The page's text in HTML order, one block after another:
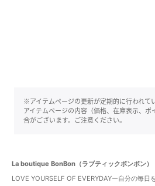
※アイテムページの更新が定期的に行われて
アイテムページの内容（価格、在庫表示、
合がございます。ご注意ください。
La boutique BonBon（ラブティックボンボン）
LOVE YOURSELF OF EVERYDAYー自分の毎日